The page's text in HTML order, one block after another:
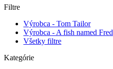
Filtre
Výrobca - Tom Tailor
Výrobca - A fish named Fred
Všetky filtre
Kategórie